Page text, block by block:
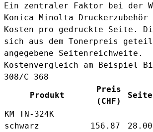
Ein zentraler Faktor bei der
Konica Minolta
Kosten pro gedruckte Seite.
sich aus dem Tonerpreis
angegebene Seitenreichweite.
Kostenvergleich am Beispiel
308/C 368
Produkt
Preis
(CHF)
KM TN-324K
schwarz
156.87